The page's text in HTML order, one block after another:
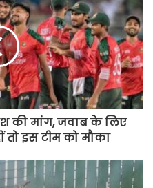
की मांग, जवाब के लिए
इस टीम को मौका